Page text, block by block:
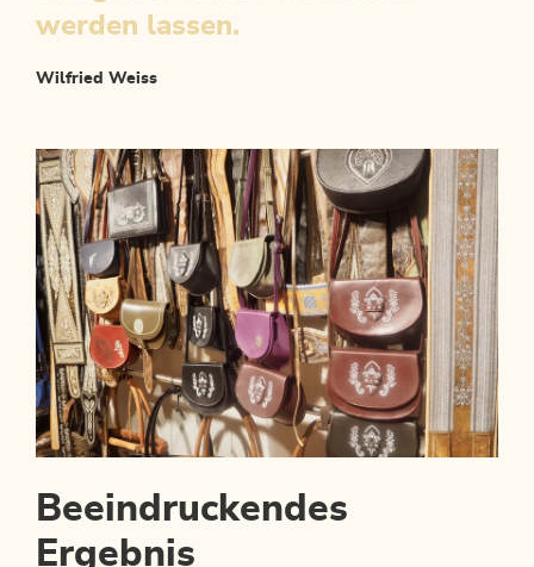
werden lassen.
Wilfried Weiss
Beeindruckendes
Ergebnis